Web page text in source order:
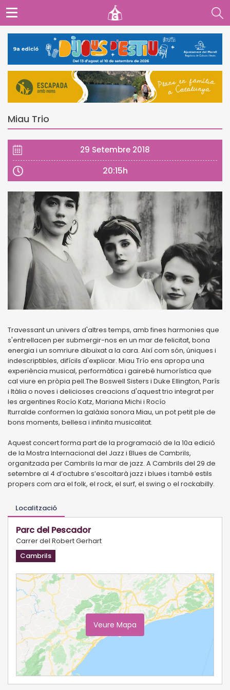
Miau Trio
29 Setembre 2018
20:15h
Travessant un univers d'altres temps, amb fines harmonies que
s'entrellacen per submergir-nos en un mar de felicitat, bona
energia i un somriure dibuixat a la cara. Així com són, úniques i
indescriptibles, difícils d'explicar. Miau Trío ens apropa una
experiència musical, performàtica i gairebé humorística que
cal viure en pròpia pell.The Boswell Sisters i Duke Ellington, París
i Itàlia o noves i delicioses creacions d'aquest trio integrat per
les argentines Rocío Katz, Mariana Michi i Rocío
Iturralde conformen la galàxia sonora Miau, un pot petit ple de
bons moments, bellesa i infinita musicalitat.
Aquest concert forma part de la programació de la 10a edició
de la Mostra Internacional del Jazz i Blues de Cambrils,
organitzada per Cambrils la mar de jazz. A Cambrils del 29 de
setembre al 4 d’octubre s’escoltarà jazz i blues i també estils
propers com ara el folk, el rock, el surf, el swing o el rockabilly.
Localització
Parc del Pescador
Carrer del Robert Gerhart
Cambrils
Veure Mapa